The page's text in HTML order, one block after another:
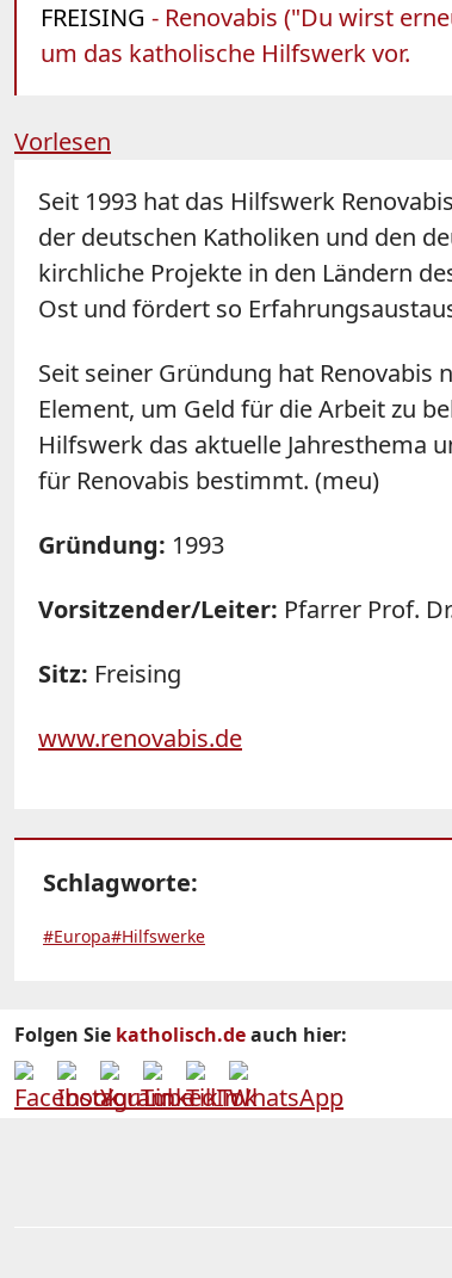
FREISING - Renovabis ("Du wirst
um das katholische Hilfswerk vor.
Vorlesen
Seit 1993 hat das Hilfswerk
der deutschen Katholiken und den
kirchliche Projekte in den Ländern
Ost und fördert so
Seit seiner Gründung hat Renovabis
Element, um Geld für die Arbeit zu
Hilfswerk das aktuelle Jahresthema
für Renovabis bestimmt. (meu)
Gründung: 1993
Vorsitzender/Leiter: Pfarrer Prof.
Sitz: Freising
www.renovabis.de
Schlagworte:
#Europa#Hilfswerke
Folgen Sie katholisch.deauch hier: